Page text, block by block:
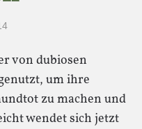
von dubiosen
um ihre
zu machen und
wendet sich jetzt